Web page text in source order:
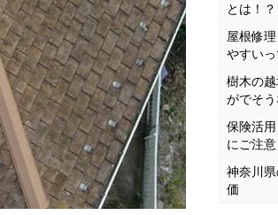
とは！？
屋根修
やすい
樹木の
がでそ
保険活
にご注
神奈川
価